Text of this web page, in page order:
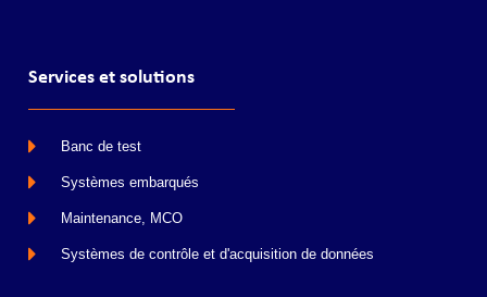
Services et solutions
Banc de test
Systèmes embarqués
Maintenance, MCO
Systèmes de contrôle et d'acquisition de données